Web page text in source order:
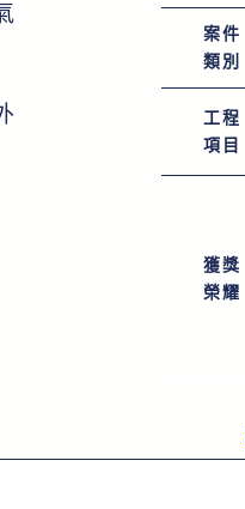
案件
類別
工程
項目
獲獎
榮耀